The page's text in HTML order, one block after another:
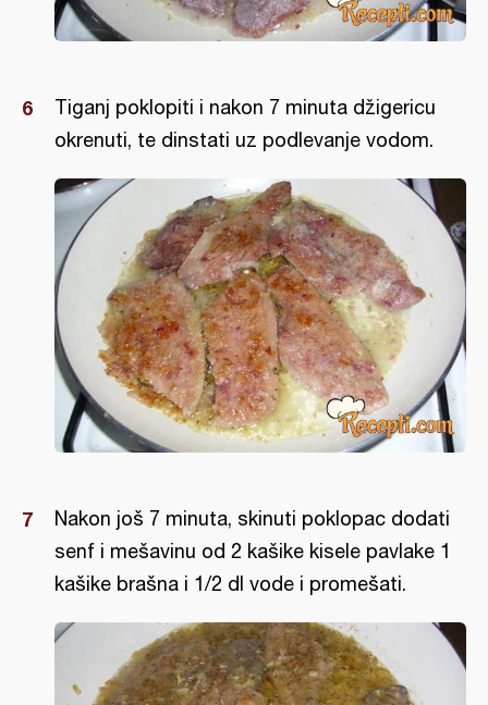
Tiganj poklopiti i nakon 7 minuta džigericu
okrenuti, te dinstati uz podlevanje vodom.
Nakon još 7 minuta, skinuti poklopac dodati
senf i mešavinu od 2 kašike kisele pavlake 1
kašike brašna i 1/2 dl vode i promešati.